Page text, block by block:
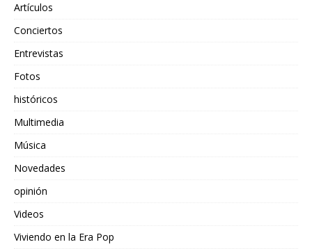
Artículos
Conciertos
Entrevistas
Fotos
históricos
Multimedia
Música
Novedades
opinión
Videos
Viviendo en la Era Pop